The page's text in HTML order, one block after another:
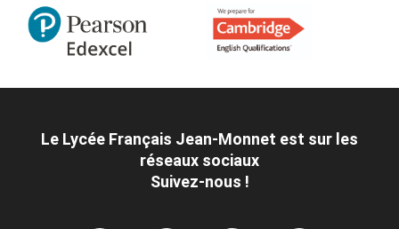
Le Lycée Français Jean-Monnet est sur les
réseaux sociaux
Suivez-nous !